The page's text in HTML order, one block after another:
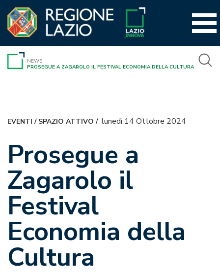
contenuto
NEWS
PROSEGUE A ZAGAROLO IL FESTIVAL ECONOMIA DELLA CULTURA
EVENTI / SPAZIO ATTIVO / lunedì 14 Ottobre 2024
Prosegue a
Zagarolo il
Festival
Economia della
Cultura